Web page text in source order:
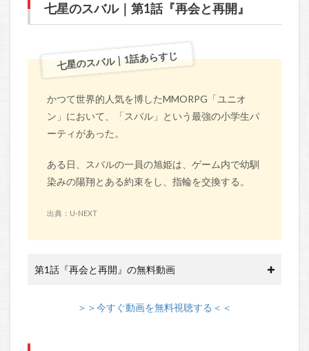
七星のスバル｜第1話『再会と再開』
七星のスバル｜1話あらすじ
かつて世界的人気を博したMMORPG「ユニオ
ン」において、「スバル」という最強の小学生パ
ーティがあった。
ある日、スバルの一員の旭姫は、ゲーム内で幼馴
染みの陽翔とある約束をし、指輪を交換する。
出典：U-NEXT
第1話『再会と再開』の無料動画
＞＞今すぐ動画を無料視聴する＜＜